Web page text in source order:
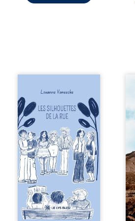
la rue donne la
parole à six
personnages
ordinaires,
traversés par des
pensées, des
émotions et des
silences qui
pourraient
appartenir à
chacun de nous. À
travers leurs
parcours, ce
roman invite à
porter un regard
différent sur